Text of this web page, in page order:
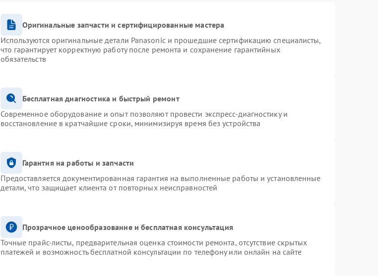
Оригинальные запчасти и сертифицированные мастера
Используются оригинальные детали Panasonic и прошедшие сертификацию специалисты,
что гарантирует корректную работу после ремонта и сохранение гарантийных
обязательств
Бесплатная диагностика и быстрый ремонт
Современное оборудование и опыт позволяют провести экспресс-диагностику и
восстановление в кратчайшие сроки, минимизируя время без устройства
Гарантия на работы и запчасти
Предоставляется документированная гарантия на выполненные работы и установленные
детали, что защищает клиента от повторных неисправностей
Прозрачное ценообразование и бесплатная консультация
Точные прайс-листы, предварительная оценка стоимости ремонта, отсутствие скрытых
платежей и возможность бесплатной консультации по телефону или онлайн на сайте